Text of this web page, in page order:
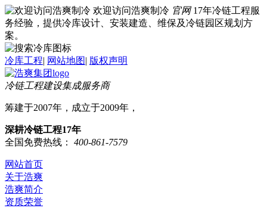
欢迎访问浩爽制冷 官网 17年冷链工程服
务经验，提供冷库设计、安装建造、维保及冷链园区规划方
案。
冷库工程| 网站地图| 版权声明
冷链工程建设集成服务商
筹建于2007年，成立于2009年，
深耕冷链工程17年
全国免费热线：
400-861-7579
网站首页
关于浩爽
浩爽简介
资质荣誉